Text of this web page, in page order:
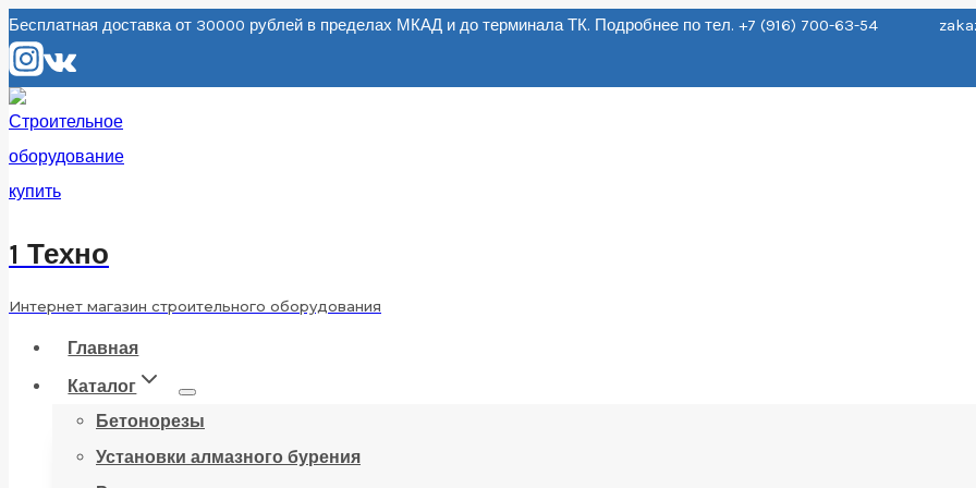
Перейти
к
содержанию
Бесплатная доставка от 30000 рублей в пределах МКАД и до терминала ТК. Подробнее по тел. +7 (916) 700-63-54
1 Техно
Интернет магазин строительного оборудования
Главная
Каталог
Бетонорезы
Установки алмазного бурения